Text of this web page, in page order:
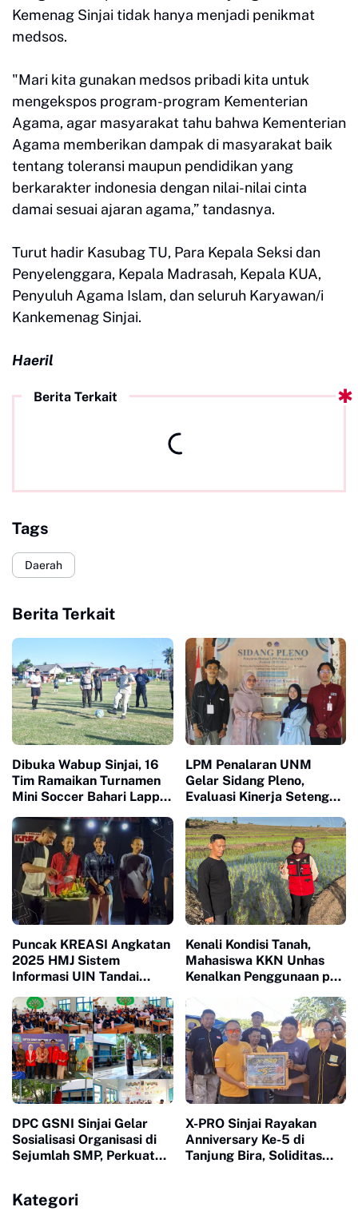
Kemenag Sinjai tidak hanya menjadi penikmat
medsos.
"Mari kita gunakan medsos pribadi kita untuk
mengekspos program-program Kementerian
Agama, agar masyarakat tahu bahwa Kementerian
Agama memberikan dampak di masyarakat baik
tentang toleransi maupun pendidikan yang
berkarakter indonesia dengan nilai-nilai cinta
damai sesuai ajaran agama,” tandasnya.
Turut hadir Kasubag TU, Para Kepala Seksi dan
Penyelenggara, Kepala Madrasah, Kepala KUA,
Penyuluh Agama Islam, dan seluruh Karyawan/i
Kankemenag Sinjai.
Haeril
Berita Terkait
Tags
Daerah
Berita Terkait
Dibuka Wabup Sinjai, 16
Tim Ramaikan Turnamen
Mini Soccer Bahari Lappa
LPM Penalaran UNM
Gelar Sidang Pleno,
Evaluasi Kinerja Setengah
Puncak KREASI Angkatan
2025 HMJ Sistem
Informasi UIN Tandai
Kenali Kondisi Tanah,
Mahasiswa KKN Unhas
Kenalkan Penggunaan pH
Petani di Desa Lonrong
DPC GSNI Sinjai Gelar
Sosialisasi Organisasi di
Sejumlah SMP, Perkuat
X-PRO Sinjai Rayakan
Anniversary Ke-5 di
Tanjung Bira, Soliditas
Kategori